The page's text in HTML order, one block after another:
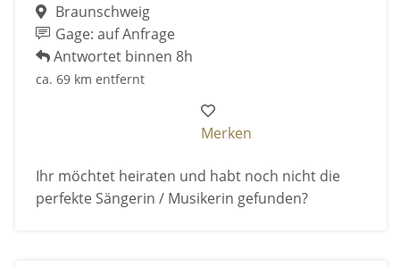
Braunschweig
Gage: auf Anfrage
Antwortet binnen 8h
ca. 69 km entfernt
Merken
Ihr möchtet heiraten und habt noch nicht die
perfekte Sängerin / Musikerin gefunden?